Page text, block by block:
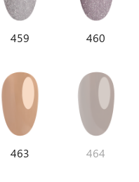
459 460
463 464